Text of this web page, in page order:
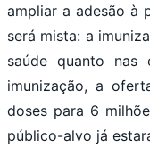
ampliar a adesão à
será mista: a
saúde quanto
imunização, a
doses para 6
público-alvo já